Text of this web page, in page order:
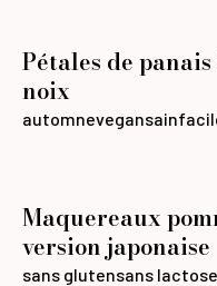
Pétales de
noix
automnevegansain
Maquereaux
version japonaise
sans glutensans lactose